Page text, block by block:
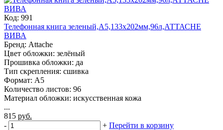
Код: 991
Телефонная книга зеленый,А5,133х202мм,96л,АТТАСНЕ
ВИВА
Бренд: Attache
Цвет обложки: зелёный
Прошивка обложки: да
Тип скрепления: сшивка
Формат: A5
Количество листов: 96
Материал обложки: искусственная кожа
...
815 руб.
-
+ Перейти в корзину